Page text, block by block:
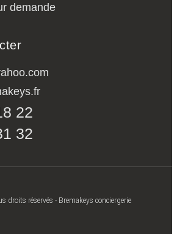
demande
22
32
droits réservés - Bremakeys conciergerie